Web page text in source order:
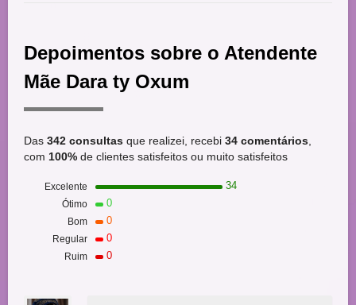
Depoimentos sobre o Atendente
Mãe Dara ty Oxum
Das 342 consultas que realizei, recebi 34 comentários
com 100% de clientes satisfeitos ou muito satisfeitos
Excelente 34
Ótimo 0
Bom 0
Regular 0
Ruim 0